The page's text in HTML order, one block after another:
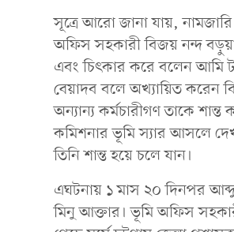
সূত্রে আরো জানা যায়,
অফিস সহকারী বিজয় নন্দ
এবং চিৎকার করে বলেন আমি
বেয়াদব বলে অখ্যায়িত করেন
অন্যান্য কর্মচারীগণ তাকে
কমিশনার ভূমি স্যার আসলে
তিনি শান্ত হয়ে চলে যান।
এঘটনায় ১ মাস ২০ দিনপর
মিনু আক্তার। ভূমি অফিস